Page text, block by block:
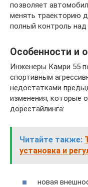
позволяет
менять траекторию
полный контроль над
Особенности и
Инженеры Камри 55
спортивным
недостатками
изменения, которые
дорестайлинга:
Читайте также:
установка и
новая